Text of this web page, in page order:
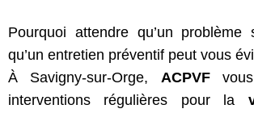
Pourquoi attendre qu’un problème
qu’un entretien préventif peut vous
À Savigny-sur-Orge, ACPVFvous
interventions régulières pour la